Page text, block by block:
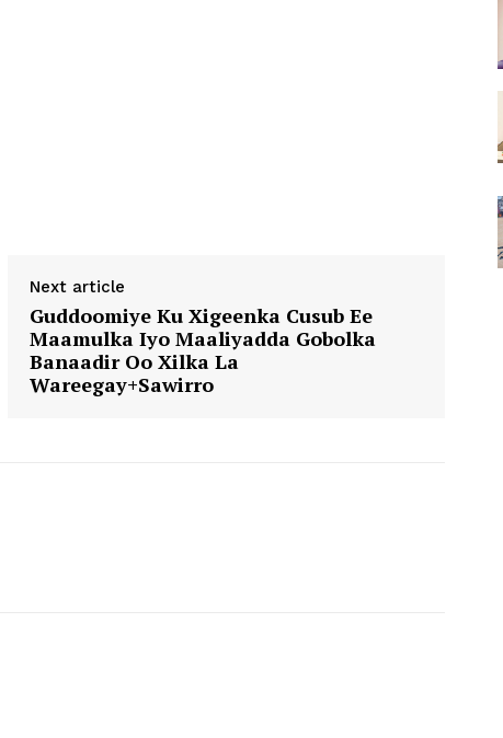
Next article
Guddoomiye Ku Xigeenka Cusub Ee
Maamulka Iyo Maaliyadda Gobolka
Banaadir Oo Xilka La
Wareegay+Sawirro